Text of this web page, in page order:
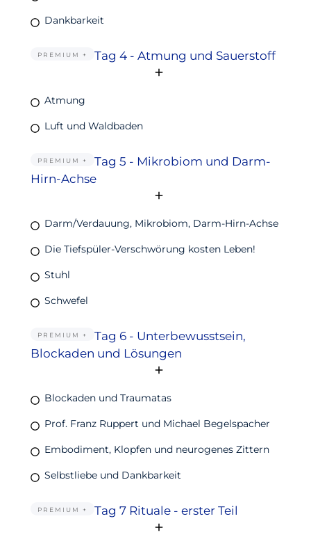
Dankbarkeit
PREMIUM + Tag 4 - Atmung und Sauerstoff
Atmung
Luft und Waldbaden
PREMIUM +
Tag 5 - Mikrobiom und Darm-
Hirn-Achse
Darm/Verdauung, Mikrobiom, Darm-Hirn-Achse
Die Tiefspüler-Verschwörung kosten Leben!
Stuhl
Schwefel
PREMIUM +
Tag 6 - Unterbewusstsein,
Blockaden und Lösungen
Blockaden und Traumatas
Prof. Franz Ruppert und Michael Begelspacher
Embodiment, Klopfen und neurogenes Zittern
Selbstliebe und Dankbarkeit
PREMIUM + Tag 7 Rituale - erster Teil